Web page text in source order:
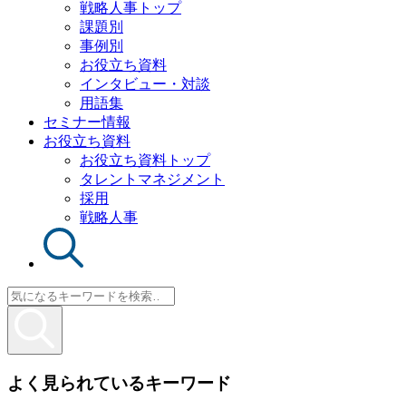
戦略人事トップ
課題別
事例別
お役立ち資料
インタビュー・対談
用語集
セミナー情報
お役立ち資料
お役立ち資料トップ
タレントマネジメント
採用
戦略人事
よく見られているキーワード